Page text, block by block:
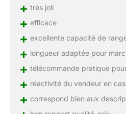
+ très joli
+ efficace
+ excellente capacité de
+ longueur adaptée pour
+ télécommande pratique
+ réactivité du vendeur en
+ correspond bien aux